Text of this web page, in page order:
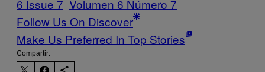
6 Issue 7 Volumen 6 Número 7
Follow Us On Discover
Make Us Preferred In Top Stories
Compartir: